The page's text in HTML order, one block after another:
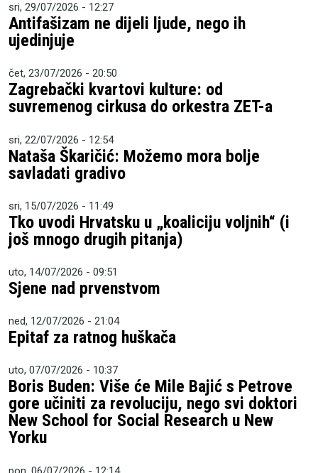
sri, 29/07/2026 - 12:27
Antifašizam ne dijeli ljude, nego ih
ujedinjuje
čet, 23/07/2026 - 20:50
Zagrebački kvartovi kulture: od
suvremenog cirkusa do orkestra ZET-a
sri, 22/07/2026 - 12:54
Nataša Škaričić: Možemo mora bolje
savladati gradivo
sri, 15/07/2026 - 11:49
Tko uvodi Hrvatsku u „koaliciju voljnih“ (i
još mnogo drugih pitanja)
uto, 14/07/2026 - 09:51
Sjene nad prvenstvom
ned, 12/07/2026 - 21:04
Epitaf za ratnog huškača
uto, 07/07/2026 - 10:37
Boris Buden: Više će Mile Bajić s Petrove
gore učiniti za revoluciju, nego svi doktori
New School for Social Research u New
Yorku